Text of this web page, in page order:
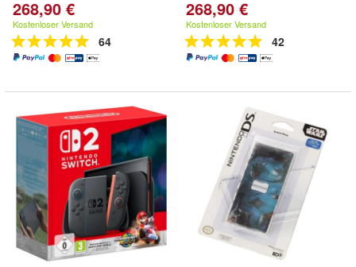
268,90 €
Kostenloser Versand
64
268,90 €
Kostenloser Versand
42